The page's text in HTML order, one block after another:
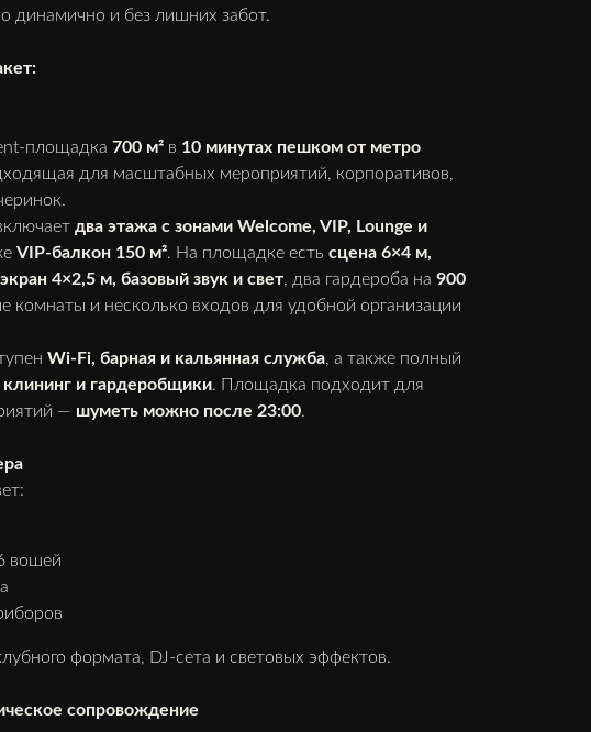
динамично и без лишних забот.
площадка 700 м² в 10 минутах пешком от метро
для масштабных мероприятий, корпоративов,
два этажа с зонами Welcome, VIP, Lounge и
VIP-балкон 150 м². На площадке есть сцена 6×4 м,
4×2,5 м, базовый звук и свет, два гардероба на 900
комнаты и несколько входов для удобной организации
Wi-Fi, барная и кальянная служба, а также полный
клининг и гардеробщики. Площадка подходит для
— шуметь можно после 23:00.
вошей
формата, DJ-сета и световых эффектов.
сопровождение